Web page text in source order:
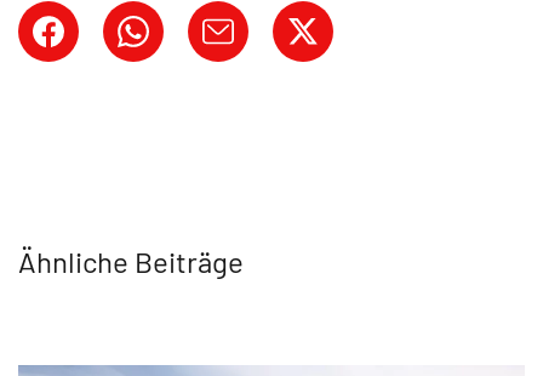
Ähnliche Beiträge